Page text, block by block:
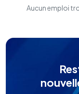
Aucun emploi